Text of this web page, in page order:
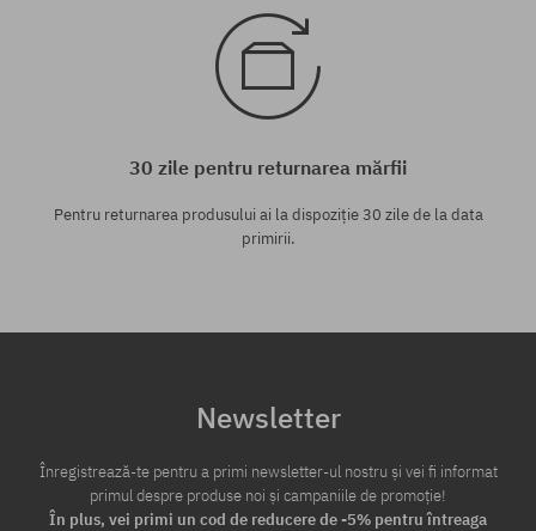
30 zile pentru returnarea mărfii
Pentru returnarea produsului ai la dispoziție 30 zile de la data
primirii.
Newsletter
Înregistrează-te pentru a primi newsletter-ul nostru și vei fi informat
primul despre produse noi și campaniile de promoție!
În plus, vei primi un cod de reducere de -5% pentru întreaga